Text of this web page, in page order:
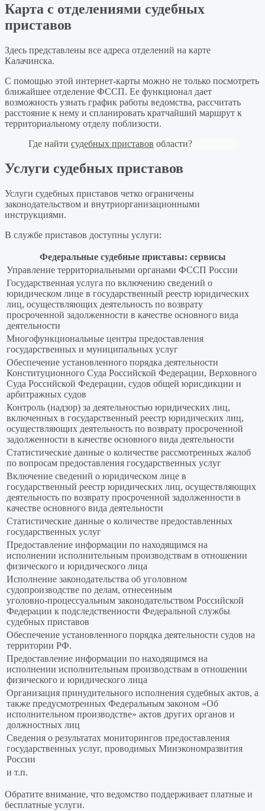
Карта с отделениями судебных
приставов
Здесь представлены все адреса отделений на карте
Калачинска.
С помощью этой интернет-карты можно не только посмотреть
ближайшее отделение ФССП. Ее функционал дает
возможность узнать график работы ведомства, рассчитать
расстояние к нему и спланировать кратчайший маршрут к
территориальному отделу поблизости.
Где найти судебных приставов области?
Услуги судебных приставов
Услуги судебных приставов четко ограничены
законодательством и внутриорганизационными
инструкциями.
В службе приставов доступны услуги:
Федеральные судебные приставы: сервисы
Управление территориальными органами ФССП России
Государственная услуга по включению сведений о
юридическом лице в государственный реестр юридических
лиц, осуществляющих деятельность по возврату
просроченной задолженности в качестве основного вида
деятельности
Многофункциональные центры предоставления
государственных и муниципальных услуг
Обеспечение установленного порядка деятельности
Конституционного Суда Российской Федерации, Верховного
Суда Российской Федерации, судов общей юрисдикции и
арбитражных судов
Контроль (надзор) за деятельностью юридических лиц,
включенных в государственный реестр юридических лиц,
осуществляющих деятельность по возврату просроченной
задолженности в качестве основного вида деятельности
Статистические данные о количестве рассмотренных жалоб
по вопросам предоставления государственных услуг
Включение сведений о юридическом лице в
государственный реестр юридических лиц, осуществляющих
деятельность по возврату просроченной задолженности в
качестве основного вида деятельности
Статистические данные о количестве предоставленных
государственных услуг
Предоставление информации по находящимся на
исполнении исполнительным производствам в отношении
физического и юридического лица
Исполнение законодательства об уголовном
судопроизводстве по делам, отнесенным
уголовно‑процессуальным законодательством Российской
Федерации к подследственности Федеральной службы
судебных приставов
Обеспечение установленного порядка деятельности судов на
территории РФ.
Предоставление информации по находящимся на
исполнении исполнительным производствам в отношении
физического и юридического лица
Организация принудительного исполнения судебных актов, а
также предусмотренных Федеральным законом «Об
исполнительном производстве» актов других органов и
должностных лиц
Сведения о результатах мониторингов предоставления
государственных услуг, проводимых Минэкономразвития
России
и т.п.
Обратите внимание, что ведомство поддерживает платные и
бесплатные услуги.